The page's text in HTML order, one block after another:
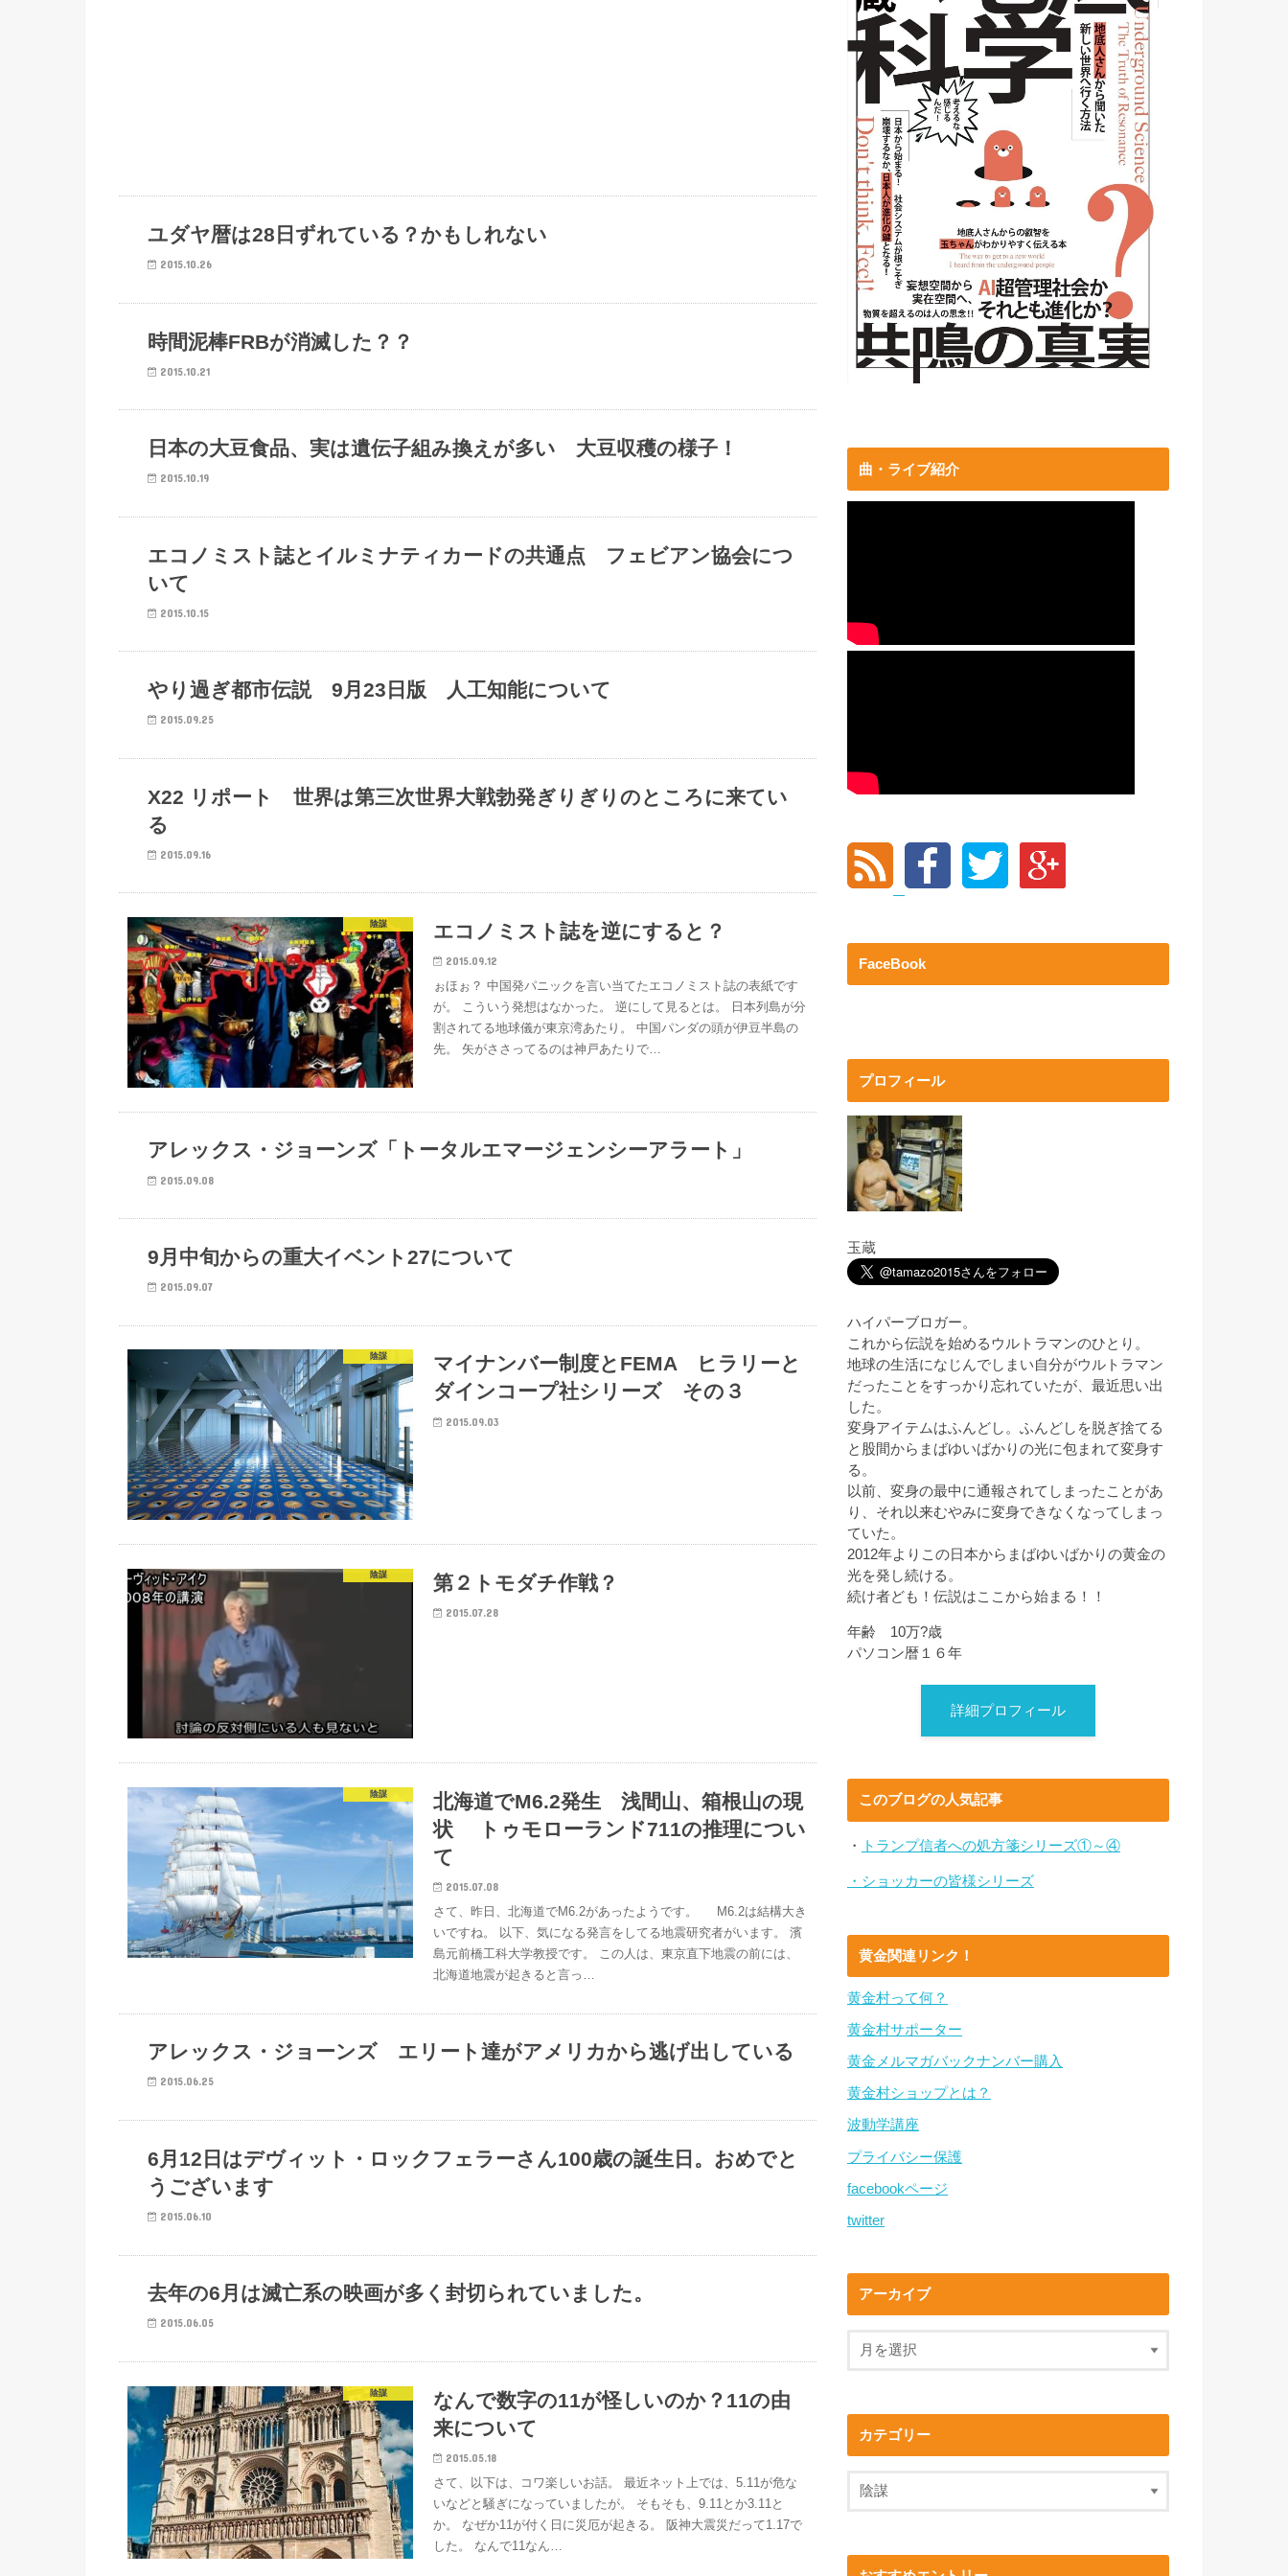
陰謀
ユダヤ暦は28日ずれている？かもしれない
2015.10.26
陰謀
時間泥棒FRBが消滅した？？
2015.10.21
陰謀
日本の大豆食品、実は遺伝子組み換えが多い 大豆収穫の様子！
2015.10.19
陰謀
エコノミスト誌とイルミナティカードの共通点 フェビアン協会につ
いて
2015.10.15
陰謀
やり過ぎ都市伝説 9月23日版 人工知能について
2015.09.25
陰謀
X22 リポート 世界は第三次世界大戦勃発ぎりぎりのところに来てい
る
2015.09.16
陰謀 エコノミスト誌を逆にすると？
2015.09.12
ぉほぉ？ 中国発パニックを言い当てたエコノミスト誌の表紙です
が。 こういう発想はなかった。 逆にして見るとは。 日本列島が分
割されてる地球儀が東京湾あたり。 中国パンダの頭が伊豆半島の
先。 矢がささってるのは神戸あたりで…
陰謀
アレックス・ジョーンズ「トータルエマージェンシーアラート」
2015.09.08
陰謀
9月中旬からの重大イベント27について
2015.09.07
陰謀
マイナンバー制度とFEMA ヒラリーと
ダインコープ社シリーズ その３
2015.09.03
陰謀 第２トモダチ作戦？
2015.07.28
陰謀
北海道でM6.2発生 浅間山、箱根山の現
状 トゥモローランド711の推理につい
て
2015.07.08
さて、昨日、北海道でM6.2があったようです。 M6.2は結構大き
いですね。 以下、気になる発言をしてる地震研究者がいます。 濱
島元前橋工科大学教授です。 この人は、東京直下地震の前には、
北海道地震が起きると言っ…
陰謀
アレックス・ジョーンズ エリート達がアメリカから逃げ出している
2015.06.25
陰謀
6月12日はデヴィット・ロックフェラーさん100歳の誕生日。おめでと
うございます
2015.06.10
陰謀
去年の6月は滅亡系の映画が多く封切られていました。
2015.06.05
陰謀
なんで数字の11が怪しいのか？11の由
来について
2015.05.18
さて、以下は、コワ楽しいお話。 最近ネット上では、5.11が危な
いなどと騒ぎになっていましたが。 そもそも、9.11とか3.11と
か。 なぜか11が付く日に災厄が起きる。 阪神大震災だって1.17で
した。 なんで11なん…
曲・ライブ紹介
FaceBook
プロフィール
玉蔵
ハイパーブロガー。
これから伝説を始めるウルトラマンのひとり。
地球の生活になじんでしまい自分がウルトラマン
だったことをすっかり忘れていたが、最近思い出
した。
変身アイテムはふんどし。ふんどしを脱ぎ捨てる
と股間からまばゆいばかりの光に包まれて変身す
る。
以前、変身の最中に通報されてしまったことがあ
り、それ以来むやみに変身できなくなってしまっ
ていた。
2012年よりこの日本からまばゆいばかりの黄金の
光を発し続ける。
続け者ども！伝説はここから始まる！！
年齢 10万?歳
パソコン暦１６年
詳細プロフィール
このブログの人気記事
・ トランプ信者への処方箋シリーズ①～④
・ショッカーの皆様シリーズ
黄金関連リンク！
黄金村って何？
黄金村サポーター
黄金メルマガバックナンバー購入
黄金村ショップとは？
波動学講座
プライバシー保護
facebookページ
twitter
アーカイブ
カテゴリー